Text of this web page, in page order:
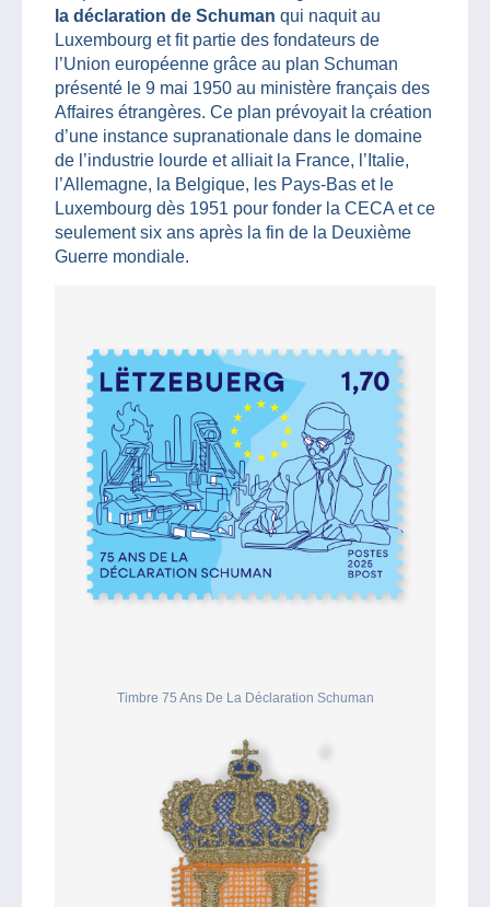
la déclaration de Schuman qui naquit au
Luxembourg et fit partie des fondateurs de
l’Union européenne grâce au plan Schuman
présenté le 9 mai 1950 au ministère français des
Affaires étrangères. Ce plan prévoyait la création
d’une instance supranationale dans le domaine
de l’industrie lourde et alliait la France, l’Italie,
l’Allemagne, la Belgique, les Pays-Bas et le
Luxembourg dès 1951 pour fonder la CECA et ce
seulement six ans après la fin de la Deuxième
Guerre mondiale.
Timbre 75 Ans De La Déclaration Schuman